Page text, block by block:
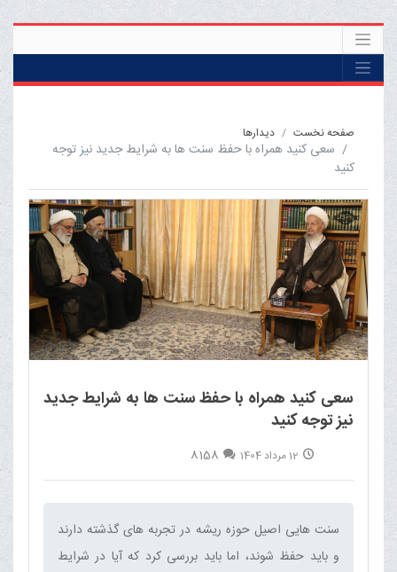
صفحه نخست ديدارها
سعی کنید همراه با حفظ سنت ها به شرایط جدید نیز توجه
کنید
سعی کنید همراه با حفظ سنت ها به شرایط جدید
نیز توجه کنید
12 مرداد 1404 8158
سنت هایی اصیل حوزه ریشه در تجربه های گذشته دارند
و باید حفظ شوند، اما باید بررسی کرد که آیا در شرایط